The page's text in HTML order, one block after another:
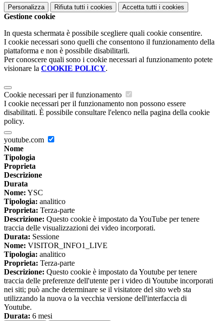
Personalizza Rifiuta tutti i cookies Accetta tutti i cookies
Gestione cookie
In questa schermata è possibile scegliere quali cookie consentire.
I cookie necessari sono quelli che consentono il funzionamento della
piattaforma e non è possibile disabilitarli.
Per conoscere quali sono i cookie necessari al funzionamento potete
visionare la COOKIE POLICY.
Cookie necessari per il funzionamento
I cookie necessari per il funzionamento non possono essere
disabilitati. È possibile consultare l'elenco nella pagina della cookie
policy.
youtube.com
Nome
Tipologia
Proprieta
Descrizione
Durata
Nome: YSC
Tipologia: analitico
Proprieta: Terza-parte
Descrizione: Questo cookie è impostato da YouTube per tenere
traccia delle visualizzazioni dei video incorporati.
Durata: Sessione
Nome: VISITOR_INFO1_LIVE
Tipologia: analitico
Proprieta: Terza-parte
Descrizione: Questo cookie è impostato da Youtube per tenere
traccia delle preferenze dell'utente per i video di Youtube incorporati
nei siti; può anche determinare se il visitatore del sito web sta
utilizzando la nuova o la vecchia versione dell'interfaccia di
Youtube.
Durata: 6 mesi